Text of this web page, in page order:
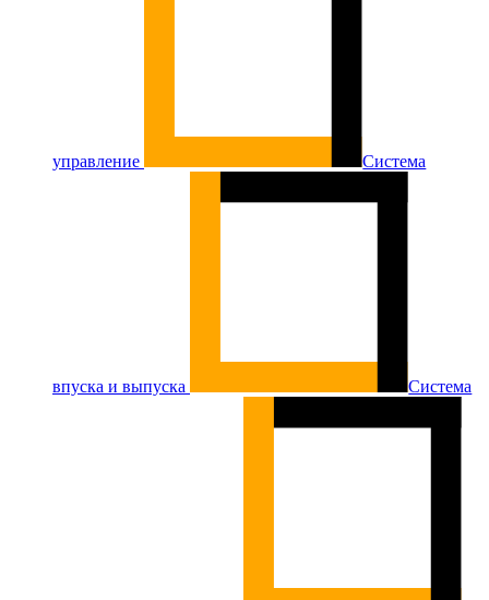
управление Система
впуска и выпуска Система